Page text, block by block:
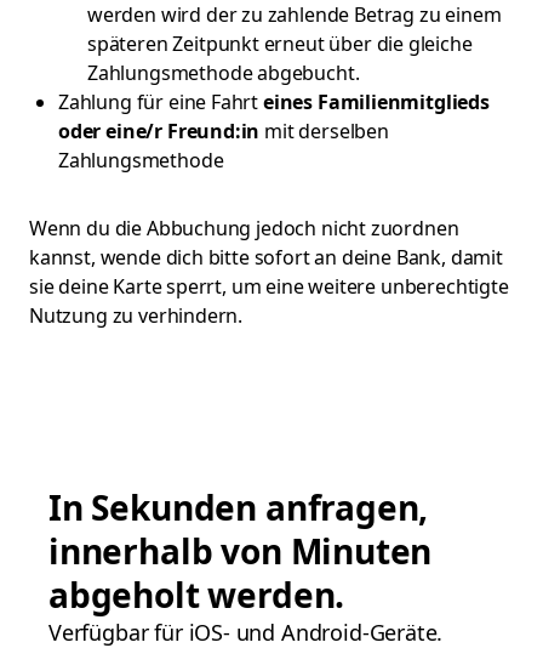
werden wird der zu zahlende Betrag zu einem
späteren Zeitpunkt erneut über die gleiche
Zahlungsmethode abgebucht.
Zahlung für eine Fahrteines Familienmitglieds
oder eine/r Freund:in mit derselben
Zahlungsmethode
Wenn du die Abbuchung jedoch nicht zuordnen
kannst, wende dich bitte sofort an deine Bank, damit
sie deine Karte sperrt, um eine weitere unberechtigte
Nutzung zu verhindern.
In Sekunden anfragen,
innerhalb von Minuten
abgeholt werden.
Verfügbar für iOS- und Android-Geräte.